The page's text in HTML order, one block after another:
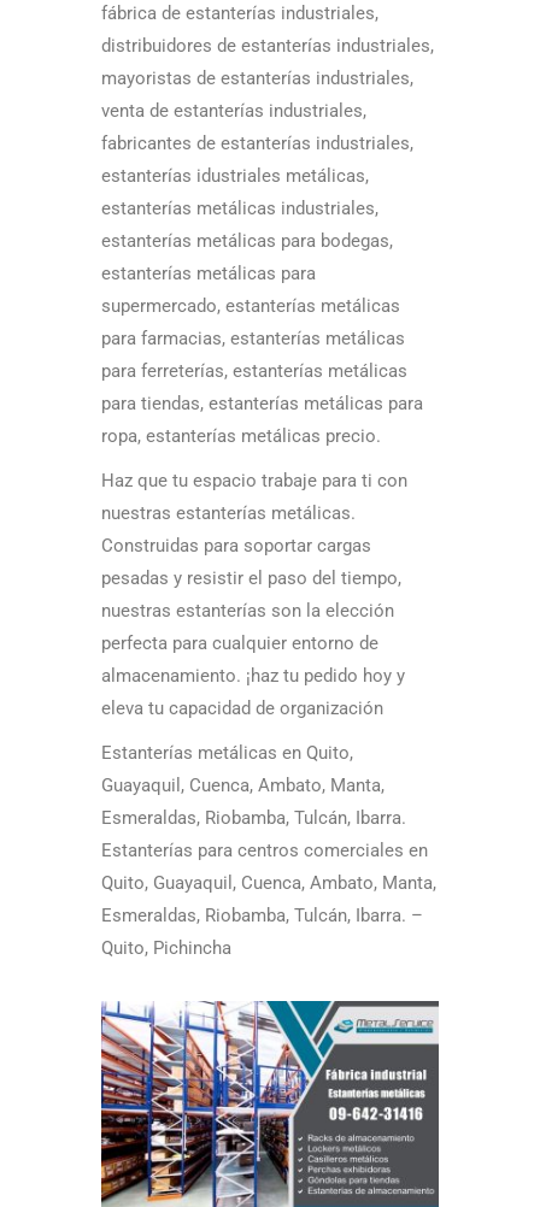
fábrica de estanterías industriales,
distribuidores de estanterías industriales,
mayoristas de estanterías industriales,
venta de estanterías industriales,
fabricantes de estanterías industriales,
estanterías idustriales metálicas,
estanterías metálicas industriales,
estanterías metálicas para bodegas,
estanterías metálicas para
supermercado, estanterías metálicas
para farmacias, estanterías metálicas
para ferreterías, estanterías metálicas
para tiendas, estanterías metálicas para
ropa, estanterías metálicas precio.
Haz que tu espacio trabaje para ti con
nuestras estanterías metálicas.
Construidas para soportar cargas
pesadas y resistir el paso del tiempo,
nuestras estanterías son la elección
perfecta para cualquier entorno de
almacenamiento. ¡haz tu pedido hoy y
eleva tu capacidad de organización
Estanterías metálicas en Quito,
Guayaquil, Cuenca, Ambato, Manta,
Esmeraldas, Riobamba, Tulcán, Ibarra.
Estanterías para centros comerciales en
Quito, Guayaquil, Cuenca, Ambato, Manta,
Esmeraldas, Riobamba, Tulcán, Ibarra. –
Quito, Pichincha